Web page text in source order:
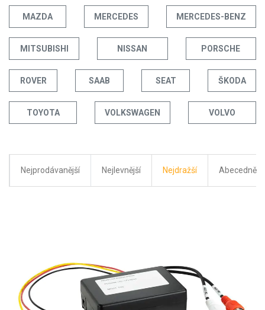
MAZDA MERCEDES MERCEDES-BENZ
MITSUBISHI NISSAN PORSCHE
ROVER SAAB SEAT ŠKODA
TOYOTA VOLKSWAGEN VOLVO
Nejprodávanější Nejlevnější Nejdražší Abecedně